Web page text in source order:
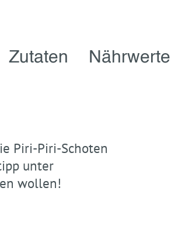
Zutaten Nährwerte
Piri-Piri-Schoten
unter
wollen!